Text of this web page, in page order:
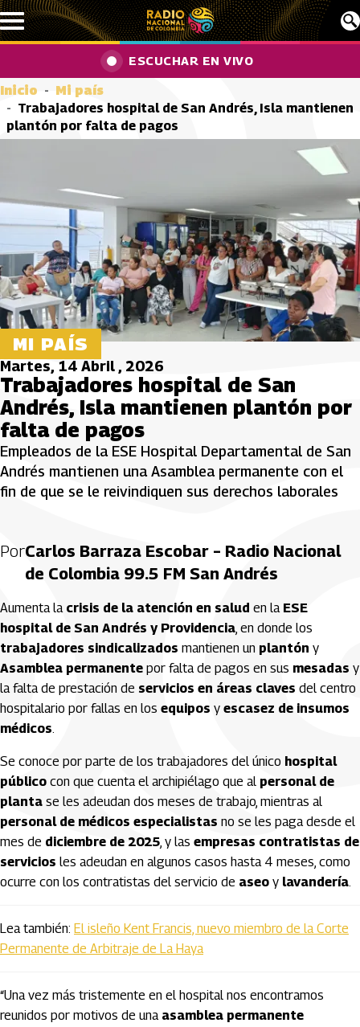
Pasar al contenido principal
ESCUCHAR EN VIVO
Inicio
Mi país
Trabajadores hospital de San Andrés, Isla mantienen
plantón por falta de pagos
MI PAÍS
Martes, 14 Abril , 2026
Trabajadores hospital de San
Andrés, Isla mantienen plantón por
falta de pagos
Empleados de la ESE Hospital Departamental de San
Andrés mantienen una Asamblea permanente con el
fin de que se le reivindiquen sus derechos laborales
PorCarlos Barraza Escobar – Radio Nacional
de Colombia 99.5 FM San Andrés
Aumenta la crisis de la atención en salud en la ESE
hospital de San Andrés y Providencia, en donde los
trabajadores sindicalizados mantienen un plantón y
Asamblea permanente por falta de pagos en sus mesadas y
la falta de prestación de servicios en áreas claves del centro
hospitalario por fallas en los equipos y escasez de insumos
médicos.
Se conoce por parte de los trabajadores del único hospital
público con que cuenta el archipiélago que al personal de
planta se les adeudan dos meses de trabajo, mientras al
personal de médicos especialistas no se les paga desde el
mes de diciembre de 2025, y las empresas contratistas de
servicios les adeudan en algunos casos hasta 4 meses, como
ocurre con los contratistas del servicio de aseo y lavandería.
Lea también: El isleño Kent Francis, nuevo miembro de la Corte
Permanente de Arbitraje de La Haya
“Una vez más tristemente en el hospital nos encontramos
reunidos por motivos de una asamblea permanente